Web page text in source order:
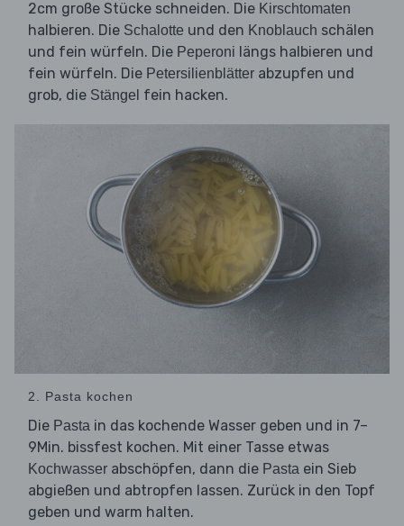
2cm große Stücke schneiden. Die Kirschtomaten
halbieren. Die Schalotte und den Knoblauch schälen
und fein würfeln. Die Peperoni längs halbieren und
fein würfeln. Die Petersilienblätter abzupfen und
grob, die Stängel fein hacken.
2. Pasta kochen
Die Pasta in das kochende Wasser geben und in 7–
9Min. bissfest kochen. Mit einer Tasse etwas
Kochwasser abschöpfen, dann die Pasta ein Sieb
abgießen und abtropfen lassen. Zurück in den Topf
geben und warm halten.